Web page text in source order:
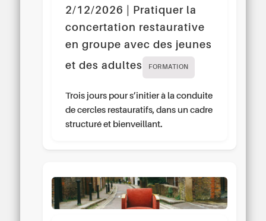
2/12/2026 | Pratiquer la
concertation restaurative
en groupe avec des jeunes
et des adultes
FORMATION
Trois jours pour s’initier à la conduite
de cercles restauratifs, dans un cadre
structuré et bienveillant.